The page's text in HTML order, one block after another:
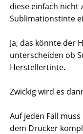
diese einfach nicht
Sublimationstinte
Ja, das könnte der
unterscheiden ob
Herstellertinte.
Zwickig wird es
Auf jeden Fall
dem Drucker